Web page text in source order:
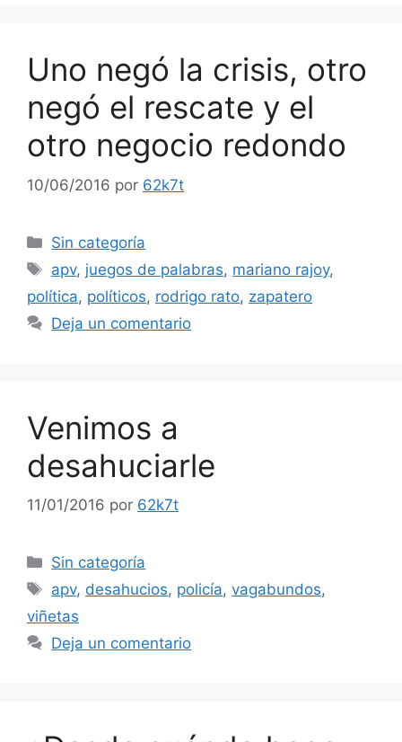
Uno negó la crisis, otro
negó el rescate y el
otro negocio redondo
10/06/2016 por 62k7t
Categorías
Sin categoría
Etiquetas
apv, juegos de palabras, mariano rajoy,
política, políticos, rodrigo rato, zapatero
Deja un comentario
Venimos a
desahuciarle
11/01/2016 por 62k7t
Categorías
Sin categoría
Etiquetas
apv, desahucios, policía,vagabundos,
viñetas
Deja un comentario